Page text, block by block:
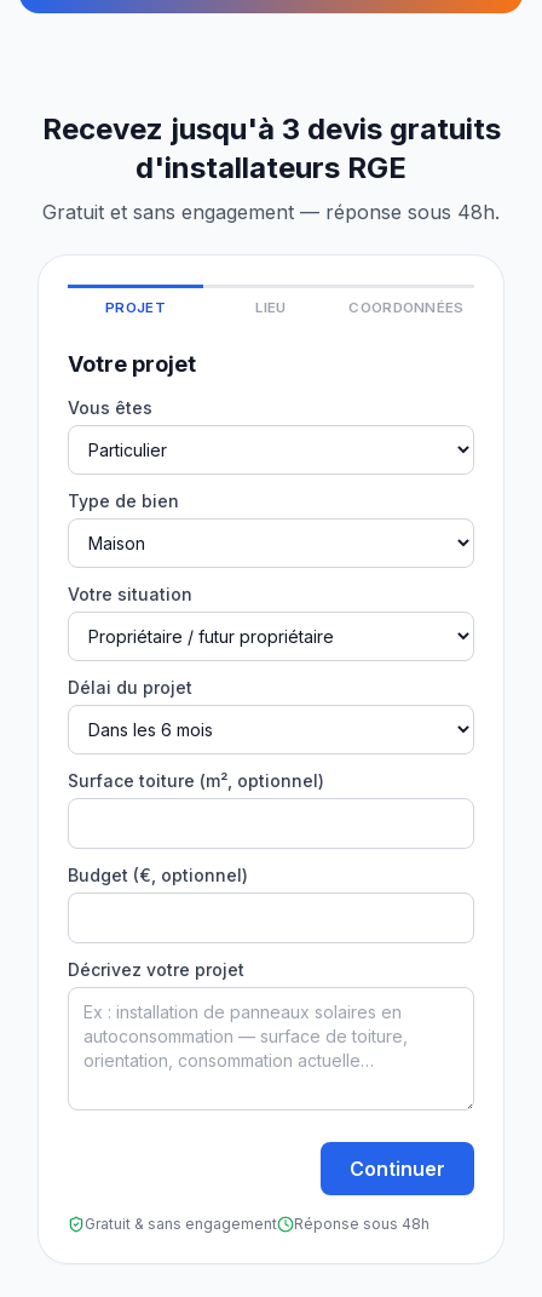
Recevez jusqu'à 3 devis gratuits
d'installateurs RGE
Gratuit et sans engagement — réponse sous 48h.
PROJET LIEU COORDONNÉES
Votre projet
Vous êtes
Type de bien
Votre situation
Délai du projet
Surface toiture (m², optionnel)
Budget (€, optionnel)
Décrivez votre projet
Continuer
Gratuit & sans engagement Réponse sous 48h